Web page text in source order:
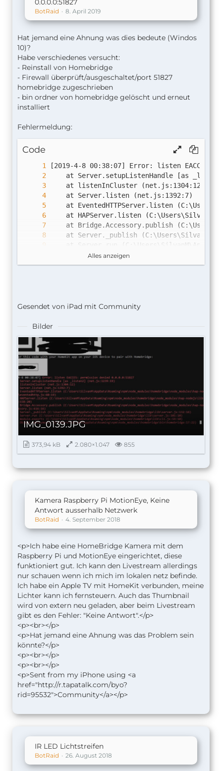
npm ERR! curve25519-n@1.4.0
npm ERR!
0.0.0.0:51827
BotRaid 8. April 2019
Hat jemand eine Ahnung was dies bedeute (Windos
10)?
Habe verschiedenes versucht:
- Reinstall von Homebridge
- Firewall überprüft/ausgeschaltet/port 51827
homebridge zugeschrieben
- bin ordner von homebridge gelöscht und erneut
installiert
Fehlermeldung:
Code
at Object.<anonymous>
Alles anzeigen
Gesendet von iPad mit Community
Bilder
IMG_0139.JPG
373,94 kB 2.080×1.047 855
Kamera Raspberry Pi MotionEye, Keine
Antwort ausserhalb Netzwerk
BotRaid 4. September 2018
<p>Ich habe eine HomeBridge Kamera mit dem
Raspberry Pi und MotionEye eingerichtet, diese
funktioniert gut. Ich kann den Livestream allerdings
nur schauen wenn ich mich im lokalen netz befinde.
Ich habe ein Apple TV mit HomeKit verbunden, meine
Lichter kann ich fernsteuern. Auch das Thumbnail
wird von extern neu geladen, aber beim Livestream
gibt es den Fehler: "Keine Antwort".</p>
<p><br></p>
<p>Hat jemand eine Ahnung was das Problem sein
könnte?</p>
<p><br></p>
<p><br></p>
<p>Sent from my iPhone using <a
href="http://r.tapatalk.com/byo?
rid=95532">Community</a></p>
IR LED Lichtstreifen
BotRaid 26. August 2018